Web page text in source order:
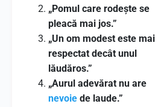
„Pomul care rodește se
pleacă mai jos.”
„Un om modest este mai
respectat decât unul
lăudăros.”
„Aurul adevărat nu are
nevoie de laude.”